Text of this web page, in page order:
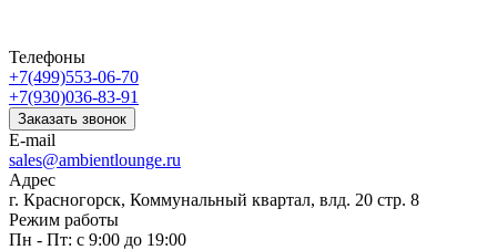
Телефоны
+7(499)553-06-70
+7(930)036-83-91
Заказать звонок
E-mail
sales@ambientlounge.ru
Адрес
г. Красногорск, Коммунальный квартал, влд. 20 стр. 8
Режим работы
Пн - Пт: с 9:00 до 19:00